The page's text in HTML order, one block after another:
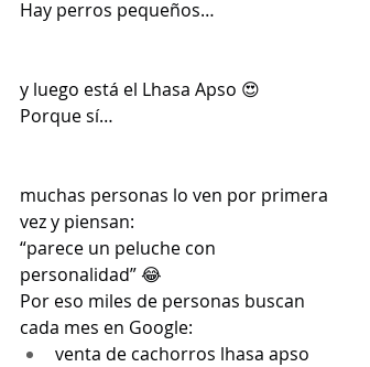
Hay perros pequeños…
y luego está el Lhasa Apso 😍
Porque sí…
muchas personas lo ven por primera
vez y piensan:
“parece un peluche con
personalidad” 😂
Por eso miles de personas buscan
cada mes en Google:
venta de cachorros lhasa apso